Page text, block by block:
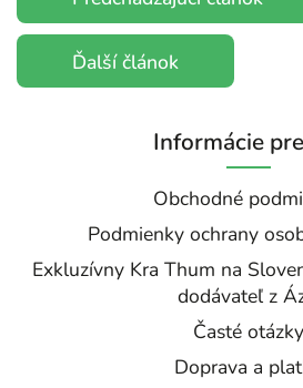
Ďalší článok
Informácie
Obchodné
Podmienky ochrany
Exkluzívny Kra Thum na
dodávateľ z
Časté otázky
Doprava a